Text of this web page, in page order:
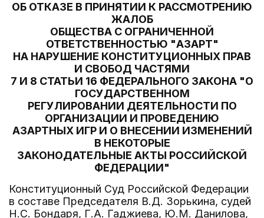
ОБ ОТКАЗЕ В ПРИНЯТИИ К РАССМОТРЕНИЮ
ЖАЛОБ
ОБЩЕСТВА С ОГРАНИЧЕННОЙ
ОТВЕТСТВЕННОСТЬЮ "АЗАРТ"
НА НАРУШЕНИЕ КОНСТИТУЦИОННЫХ ПРАВ
И СВОБОД ЧАСТЯМИ
7 И 8 СТАТЬИ 16 ФЕДЕРАЛЬНОГО ЗАКОНА "О
ГОСУДАРСТВЕННОМ
РЕГУЛИРОВАНИИ ДЕЯТЕЛЬНОСТИ ПО
ОРГАНИЗАЦИИ И ПРОВЕДЕНИЮ
АЗАРТНЫХ ИГР И О ВНЕСЕНИИ ИЗМЕНЕНИЙ
В НЕКОТОРЫЕ
ЗАКОНОДАТЕЛЬНЫЕ АКТЫ РОССИЙСКОЙ
ФЕДЕРАЦИИ"
Конституционный Суд Российской Федерации
в составе Председателя В.Д. Зорькина, судей
Н.С. Бондаря, Г.А. Гаджиева, Ю.М. Данилова,